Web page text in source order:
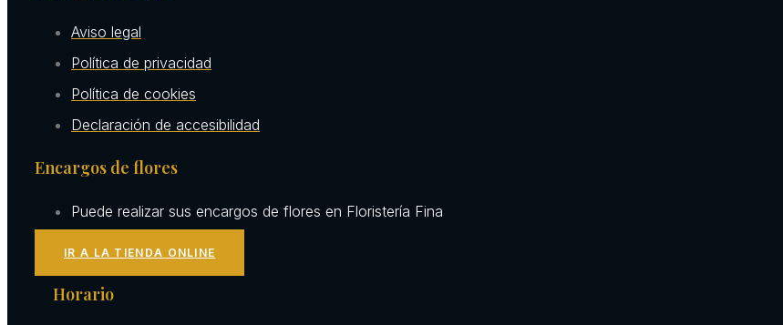
Aviso legal
Política de privacidad
Política de cookies
Declaración de accesibilidad
Encargos de flores
Puede realizar sus encargos de flores en Floristería Fina
IR A LA TIENDA ONLINE
Horario